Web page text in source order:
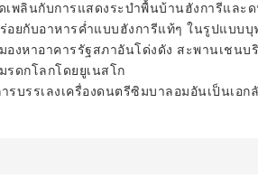
เพลินกับการแสดงระบำพื้นบ้านฮังการีและ
อยกับอาหารค่ำแบบฮังการีแท้ๆ ในรูปแบบบุ
องหาอาคารรัฐสภาอันโด่งดัง สะพานเชน
รดกโลกโดยยูเนสโก
รบรรเลงเครื่องดนตรีซิมบาลอมอันเป็นเอก